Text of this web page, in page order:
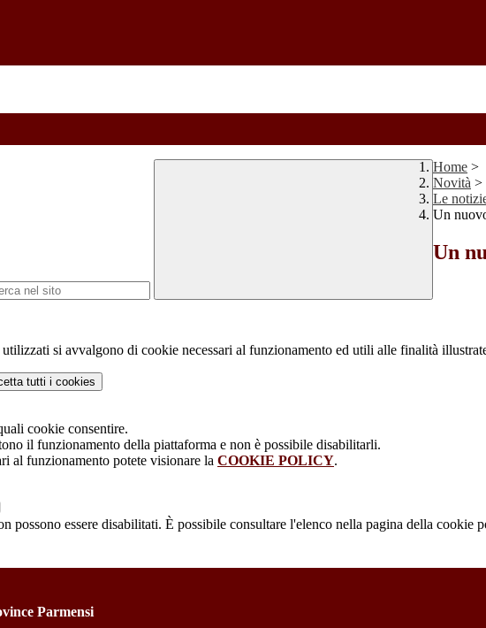
Home >
Novità >
Le
Un
Un
si avvalgono di cookie necessari al funzionamento ed utili alle finalità
tutti i cookies
cookie consentire.
il funzionamento della piattaforma e non è possibile disabilitarli.
al funzionamento potete visionare la COOKIE POLICY.
possono essere disabilitati. È possibile consultare l'elenco nella pagina della cookie
Parmensi